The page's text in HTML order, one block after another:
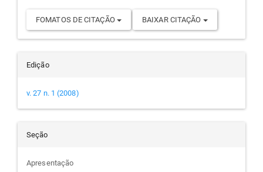
FOMATOS DE CITAÇÃO BAIXAR CITAÇÃO
Edição
v. 27 n. 1 (2008)
Seção
Apresentação